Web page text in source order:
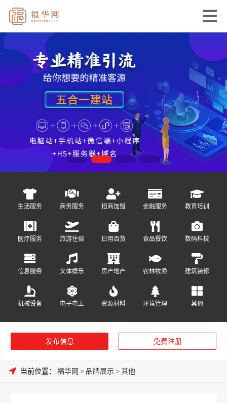
生活服务 商务服务 招商加盟 金融服务 教育培训
医疗服务 旅游住宿 日用百货 食品餐饮 数码科技
信息服务 文体娱乐 房产地产 农林牧渔 建筑装修
机械设备 电子电工 资源材料 环境管理 其他
发布信息 免费注册
当前位置： 福华网 > 品牌展示>其他